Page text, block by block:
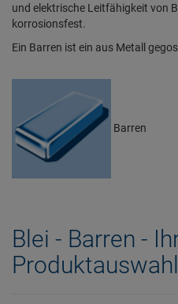
und elektrische Leitfähigkeit von
korrosionsfest.
Ein Barren ist ein aus Metall
Barren
Blei - Barren -
Produktauswahl